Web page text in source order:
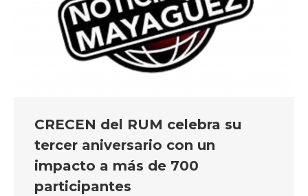
CRECEN del RUM celebra su
tercer aniversario con un
impacto a más de 700
participantes